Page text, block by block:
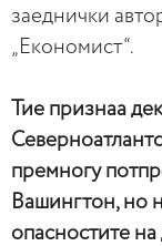
заеднички
„Економист“.
Тие признаа
премногу
Вашингтон, но
опасностите на